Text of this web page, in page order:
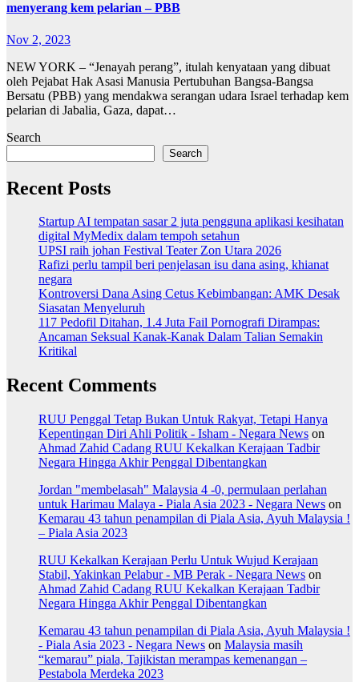
menyerang kem pelarian – PBB
Nov 2, 2023
NEW YORK – “Jenayah perang”, itulah kenyataan yang dibuat
oleh Pejabat Hak Asasi Manusia Pertubuhan Bangsa-Bangsa
Bersatu (PBB) yang mendakwa serangan udara Israel terhadap kem
pelarian di Jabalia, Gaza, dapat…
Search
Search
Recent Posts
Startup AI tempatan sasar 2 juta pengguna aplikasi kesihatan
digital MyMedix dalam tempoh setahun
UPSI raih johan Festival Teater Zon Utara 2026
Rafizi perlu tampil beri penjelasan isu dana asing, khianat
negara
Kontroversi Dana Asing Cetus Kebimbangan: AMK Desak
Siasatan Menyeluruh
117 Pedofil Ditahan, 1.4 Juta Fail Pornografi Dirampas:
Ancaman Seksual Kanak-Kanak Dalam Talian Semakin
Kritikal
Recent Comments
RUU Penggal Tetap Bukan Untuk Rakyat, Tetapi Hanya
Kepentingan Diri Ahli Politik - Isham - Negara News on
Ahmad Zahid Cadang RUU Kekalkan Kerajaan Tadbir
Negara Hingga Akhir Penggal Dibentangkan
Jordan "membelasah" Malaysia 4 -0, permulaan perlahan
untuk Harimau Malaya - Piala Asia 2023 - Negara News on
Kemarau 43 tahun penampilan di Piala Asia, Ayuh Malaysia !
– Piala Asia 2023
RUU Kekalkan Kerajaan Perlu Untuk Wujud Kerajaan
Stabil, Yakinkan Pelabur - MB Perak - Negara News on
Ahmad Zahid Cadang RUU Kekalkan Kerajaan Tadbir
Negara Hingga Akhir Penggal Dibentangkan
Kemarau 43 tahun penampilan di Piala Asia, Ayuh Malaysia !
- Piala Asia 2023 - Negara News on Malaysia masih
“kemarau” piala, Tajikistan merampas kemenangan –
Pestabola Merdeka 2023